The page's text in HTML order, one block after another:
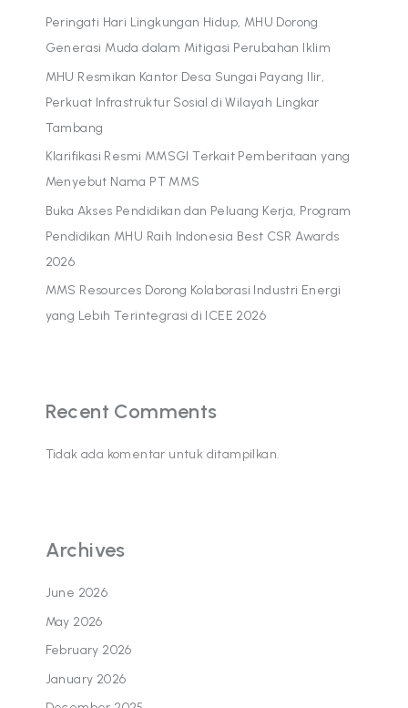
Peringati Hari Lingkungan Hidup, MHU Dorong
Generasi Muda dalam Mitigasi Perubahan Iklim
MHU Resmikan Kantor Desa Sungai Payang Ilir,
Perkuat Infrastruktur Sosial di Wilayah Lingkar
Tambang
Klarifikasi Resmi MMSGI Terkait Pemberitaan yang
Menyebut Nama PT MMS
Buka Akses Pendidikan dan Peluang Kerja, Program
Pendidikan MHU Raih Indonesia Best CSR Awards
2026
MMS Resources Dorong Kolaborasi Industri Energi
yang Lebih Terintegrasi di ICEE 2026
Recent Comments
Tidak ada komentar untuk ditampilkan.
Archives
June 2026
May 2026
February 2026
January 2026